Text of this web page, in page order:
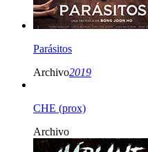
Parásitos
Archivo2019
CHE (prox)
Archivo